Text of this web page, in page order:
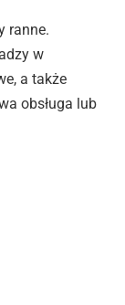
ranne.
w
a także
obsługa lub